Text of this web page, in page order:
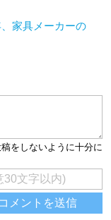
家具メーカーの